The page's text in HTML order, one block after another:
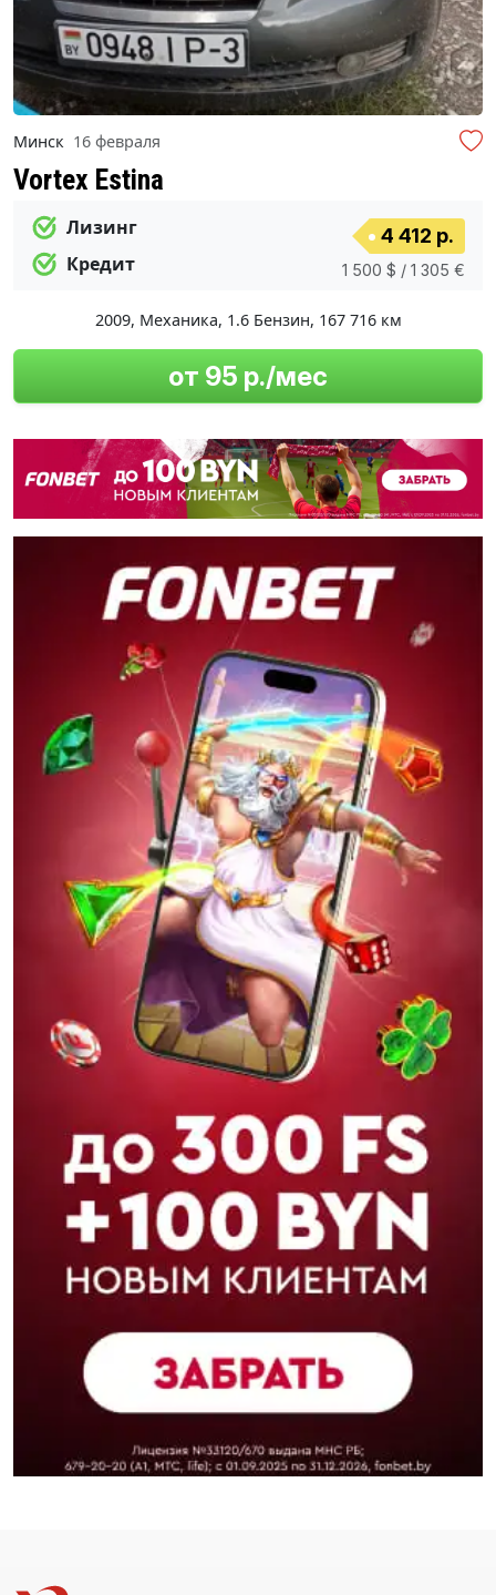
Минск 16 февраля
Vortex Estina
Лизинг
Кредит
4 412 р.
1 500 $ / 1 305 €
2009, Механика, 1.6 Бензин, 167 716 км
от 95 р./мес